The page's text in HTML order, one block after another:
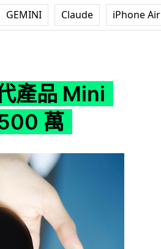
GEMINI Claude iPhone Air
產品 Mini
萬